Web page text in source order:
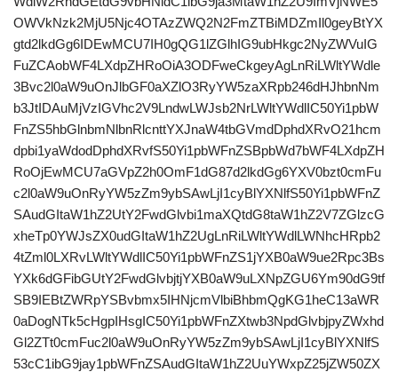
OWVkNzk2MjU5Njc4OTAzZWQ2N2FmZTBiMDZmIl0geyBtYX
gtd2lkdGg6IDEwMCU7IH0gQG1lZGlhIG9ubHkgc2NyZWVuIG
FuZCAobWF4LXdpZHRoOiA3ODFweCkgeyAgLnRiLWltYWdle
3Bvc2l0aW9uOnJlbGF0aXZlO3RyYW5zaXRpb246dHJhbnNm
b3JtIDAuMjVzIGVhc2V9LndwLWJsb2NrLWltYWdlIC50Yi1pbW
FnZS5hbGlnbmNlbnRlcnttYXJnaW4tbGVmdDphdXRvO21hcm
dpbi1yaWdodDphdXRvfS50Yi1pbWFnZSBpbWd7bWF4LXdpZH
RoOjEwMCU7aGVpZ2h0OmF1dG87d2lkdGg6YXV0bzt0cmFu
c2l0aW9uOnRyYW5zZm9ybSAwLjI1cyBlYXNlfS50Yi1pbWFnZ
SAudGItaW1hZ2UtY2FwdGlvbi1maXQtdG8taW1hZ2V7ZGlzcG
xheTp0YWJsZX0udGItaW1hZ2UgLnRiLWltYWdlLWNhcHRpb2
4tZml0LXRvLWltYWdlIC50Yi1pbWFnZS1jYXB0aW9ue2Rpc3Bs
YXk6dGFibGUtY2FwdGlvbjtjYXB0aW9uLXNpZGU6Ym90dG9tf
SB9IEBtZWRpYSBvbmx5IHNjcmVlbiBhbmQgKG1heC13aWR
0aDogNTk5cHgpIHsgIC50Yi1pbWFnZXtwb3NpdGlvbjpyZWxhd
Gl2ZTt0cmFuc2l0aW9uOnRyYW5zZm9ybSAwLjI1cyBlYXNlfS
53cC1ibG9jay1pbWFnZSAudGItaW1hZ2UuYWxpZ25jZW50ZX